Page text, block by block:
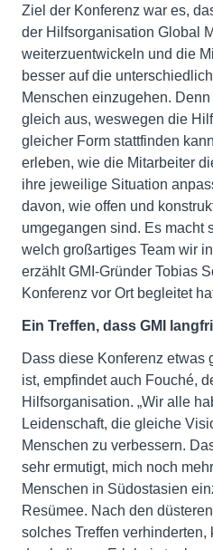
Ziel der Konferenz war es,
der Hilfsorganisation Global
weiterzuentwickeln und die
besser auf die
Menschen einzugehen. Denn
gleich aus, weswegen die
gleicher Form stattfinden
erleben, wie die Mitarbeiter
ihre jeweilige Situation
davon, wie offen und
umgegangen sind. Es macht
welch großartiges Team wir
erzählt GMI-Gründer Tobias
Konferenz vor Ort begleitet
Ein Treffen, dass GMI
Dass diese Konferenz etwas
ist, empfindet auch Fouché,
Hilfsorganisation. „Wir alle
Leidenschaft, die gleiche
Menschen zu verbessern.
sehr ermutigt, mich noch
Menschen in Südostasien
Resümee. Nach den
solches Treffen verhinderten,